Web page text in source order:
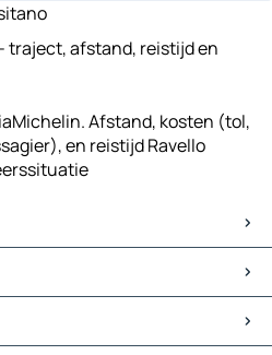
traject, afstand, reistijd en
Afstand, kosten (tol,
en reistijd Ravello